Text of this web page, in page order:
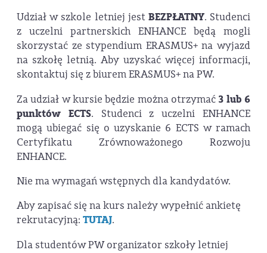
Udział w szkole letniej jest BEZPŁATNY. Studenci
z uczelni partnerskich ENHANCE będą mogli
skorzystać ze stypendium ERASMUS+ na wyjazd
na szkołę letnią. Aby uzyskać więcej informacji,
skontaktuj się z biurem ERASMUS+ na PW.
Za udział w kursie będzie można otrzymać 3 lub 6
punktów ECTS. Studenci z uczelni ENHANCE
mogą ubiegać się o uzyskanie 6 ECTS w ramach
Certyfikatu Zrównoważonego Rozwoju
ENHANCE.
Nie ma wymagań wstępnych dla kandydatów.
Aby zapisać się na kurs należy wypełnić ankietę
rekrutacyjną: TUTAJ.
Dla studentów PW organizator szkoły letniej